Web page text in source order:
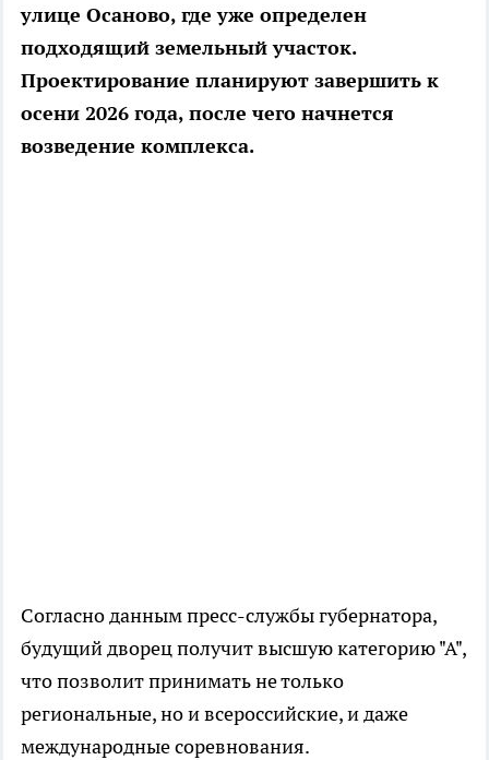
улице Осаново, где уже определен
подходящий земельный участок.
Проектирование планируют завершить к
осени 2026 года, после чего начнется
возведение комплекса.
Согласно данным пресс-службы губернатора,
будущий дворец получит высшую категорию "А",
что позволит принимать не только
региональные, но и всероссийские, и даже
международные соревнования.